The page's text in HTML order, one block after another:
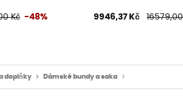
Kč -48% 9946,37 Kč
doplňky Dámské bundy a saka